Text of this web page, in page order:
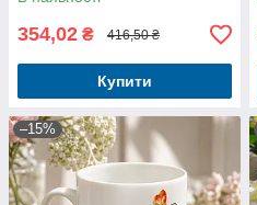
354,02 ₴ 416,50 ₴
Купити
–15%